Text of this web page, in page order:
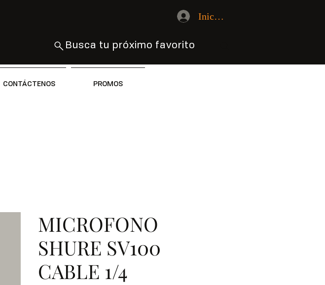
Iniciar sesión
Busca tu próximo favorito
CONTÁCTENOS PROMOS
MICROFONO
SHURE SV100
CABLE 1/4